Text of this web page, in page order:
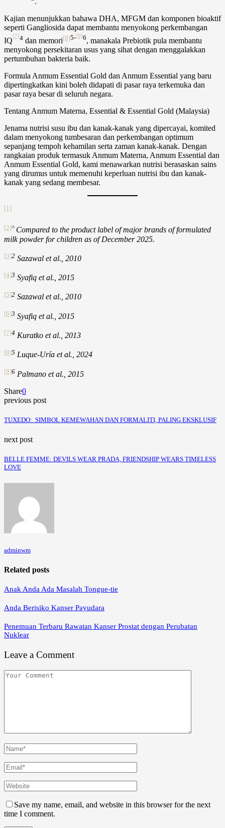
Kajian menunjukkan bahawa DHA, MFGM dan komponen bioaktif
seperti Gangliosida dapat membantu menyokong perkembangan
IQ
[7]4 dan memori[8]5-[9]6, manakala Prebiotik pula membantu
menyokong persekitaran usus yang sihat dengan menggalakkan
pertumbuhan bakteria baik.
Formula Anmum Essential Gold dan Anmum Essential yang baru
dipertingkatkan kini boleh didapati di pasar raya terkemuka dan
pasar raya besar di seluruh negara.
Tentang Anmum Materna, Essential & Essential Gold (Malaysia)
Jenama nutrisi susu ibu dan kanak-kanak yang dipercayai, komited
dalam menyokong tumbesaran dan perkembangan optimum
sepanjang tempoh kehamilan serta zaman kanak-kanak. Dengan
rangkaian produk termasuk Anmum Materna, Anmum Essential dan
Anmum Essential Gold, kami menawarkan nutrisi berasaskan sains
yang dirumus untuk memenuhi keperluan nutrisi ibu dan kanak-
kanak yang sedang membesar.
[1]
[2]^Compared to the product label of major brands of formulated
milk powder for children as of December 2025.
[3]2 Sazawal et al., 2010
[4]3 Syafiq et al., 2015
[5]2 Sazawal et al., 2010
[6]3 Syafiq et al., 2015
[7]4 Kuratko et al., 2013
[8]5 Luque-Uría et al., 2024
[9]6 Palmano et al., 2015
Share0
previous post
TUXEDO: SIMBOL KEMEWAHAN DAN FORMALITI, PALING EKSKLUSIF
next post
BELLE FEMME: DEVILS WEAR PRADA, FRIENDSHIP WEARS TIMELESS
LOVE
adminwm
Related posts
Anak Anda Ada Masalah Tongue-tie
Anda Berisiko Kanser Payudara
Penemuan Terbaru Rawatan Kanser Prostat dengan Perubatan
Nuklear
Leave a Comment
Save my name, email, and website in this browser for the next
time I comment.